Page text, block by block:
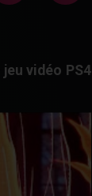
jeu vidéo PS4